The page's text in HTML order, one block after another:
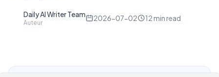
Daily AI Writer Team
Auteur
2026-07-02 12 min read